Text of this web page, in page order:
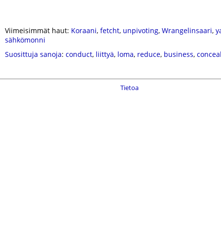
Viimeisimmät haut: Koraani, fetcht, unpivoting, Wrangelinsaari,
sähkömonni
Suosittuja sanoja: conduct, liittyä, loma, reduce, business,
Tietoa